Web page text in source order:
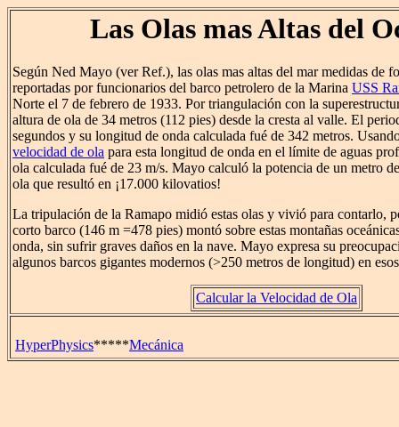
Las Olas mas Altas del
Según Ned Mayo (ver Ref.), las olas mas altas del mar medidas de
reportadas por funcionarios del barco petrolero de la Marina USS
Norte el 7 de febrero de 1933. Por triangulación con la
altura de ola de 34 metros (112 pies) desde la cresta al valle. El
segundos y su longitud de onda calculada fué de 342 metros.
velocidad de ola para esta longitud de onda en el límite de aguas
ola calculada fué de 23 m/s. Mayo calculó la potencia de un metro
ola que resultó en ¡17.000 kilovatios!
La tripulación de la Ramapo midió estas olas y vivió para contarlo,
corto barco (146 m =478 pies) montó sobre estas montañas
onda, sin sufrir graves daños en la nave. Mayo expresa su
algunos barcos gigantes modernos (>250 metros de longitud) en
Calcular la Velocidad de Ola
HyperPhysics*****Mecánica